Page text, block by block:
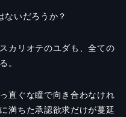
ないだろうか？
カリオテのユダも、全ての
。
直ぐな瞳で向き合わなけれ
満ちた承認欲求だけが蔓延